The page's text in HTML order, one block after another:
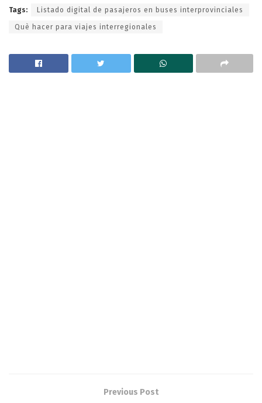
Tags: Listado digital de pasajeros en buses interprovinciales
Què hacer para viajes interregionales
Previous Post